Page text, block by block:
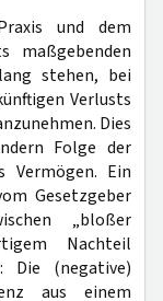
und dem
maßgebenden
stehen, bei
Verlusts
Dies
Folge der
Vermögen. Ein
Gesetzgeber
„bloßer
Nachteil
Die (negative)
aus einem